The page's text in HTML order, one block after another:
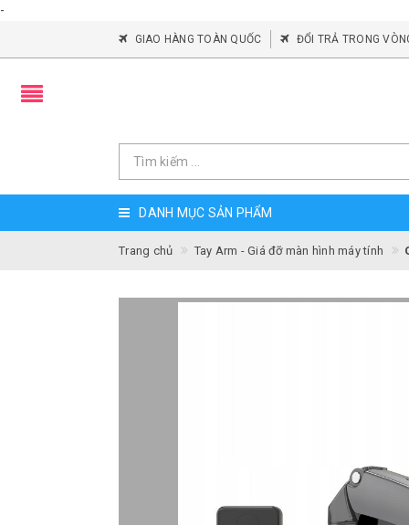
-
GIAO HÀNG TOÀN QUỐC ĐỔI TRẢ TRONG
DANH MỤC SẢN PHẨM
Trang chủ Tay Arm - Giá đỡ màn hình máy tính